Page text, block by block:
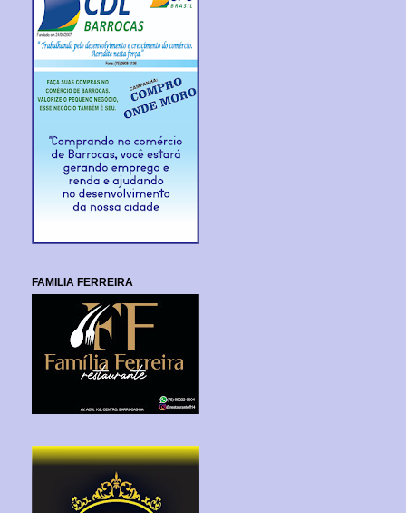
FAMILIA FERREIRA